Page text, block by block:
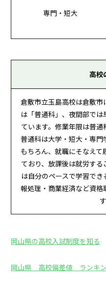
専門・短大
高校
倉敷市立玉島高校は倉敷
は「普通科」、夜間部で
ています。修業年限は普通
普通科は大学・短大・専
もちろん、就職にそなえ
ており、放課後は就労す
は自分のペースで学習で
報処理・商業経済など資
岡山県の高校入試制度を知る
岡山県 高校偏差値 ランキ